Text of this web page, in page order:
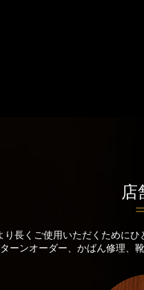
店
り長くご使用いただくために
ーンオーダー、かばん修理、